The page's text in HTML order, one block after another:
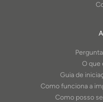
O que
Guia de
Como funciona a
Como posso